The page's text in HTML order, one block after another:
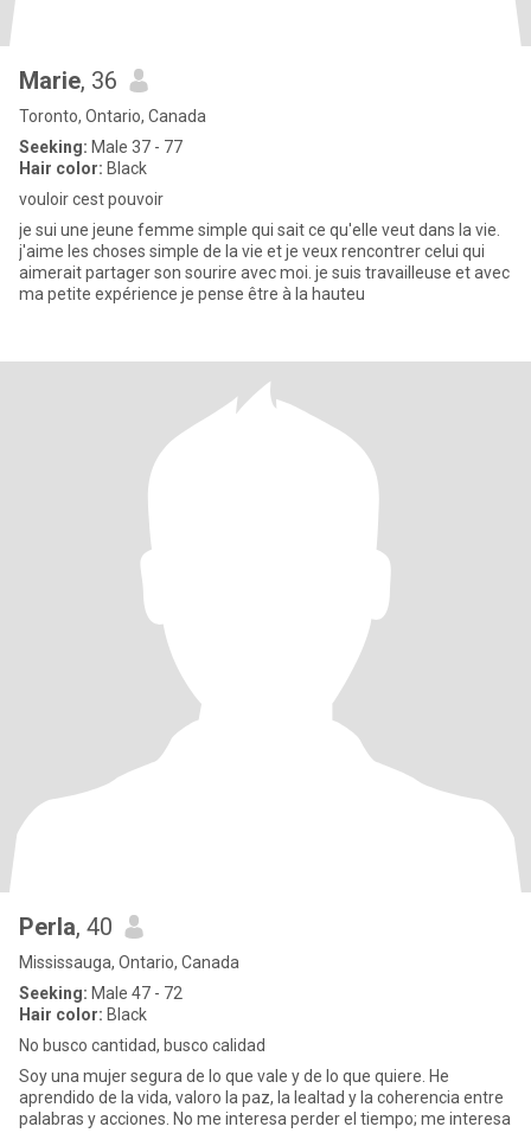
Marie, 36
Toronto, Ontario, Canada
Seeking: Male 37 - 77
Hair color: Black
vouloir cest pouvoir
je sui une jeune femme simple qui sait ce qu'elle veut dans la vie.
j'aime les choses simple de la vie et je veux rencontrer celui qui
aimerait partager son sourire avec moi. je suis travailleuse et avec
ma petite expérience je pense être à la hauteu
Perla, 40
Mississauga, Ontario, Canada
Seeking: Male 47 - 72
Hair color: Black
No busco cantidad, busco calidad
Soy una mujer segura de lo que vale y de lo que quiere. He
aprendido de la vida, valoro la paz, la lealtad y la coherencia entre
palabras y acciones. No me interesa perder el tiempo; me interesa